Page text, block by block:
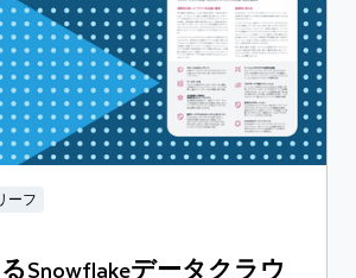
ーフ
Snowflakeデータクラウ